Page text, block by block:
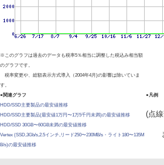
※このグラフは過去のデータも税率5％相当に調整した税込み相当額
のグラフです。
税率変更や、総額表示方式導入（2004年4月)の影響は除いていま
す。
●関連グラフ
HDD/SSD主要製品の最安値推移
HDD/SSD主要製品(最安値1万円〜1万5千円未満)の最安値推移
HDD/SSD 30GB〜60GB未満の最安値推移
Vertex (SSD,3Gb/s,2.5インチ,リード250〜230MB/s・ライト180〜135M
B/s)の最安値推移
●凡例
(点